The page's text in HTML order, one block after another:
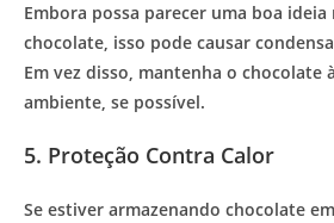
Embora possa parecer uma boa
chocolate, isso pode causar
Em vez disso, mantenha o chocolate
ambiente, se possível.
5. Proteção Contra Calor
Se estiver armazenando chocolate